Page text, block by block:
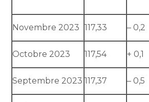
Novembre 2023 117,33 – 0,2
Octobre 2023 117,54 + 0,1
Septembre 2023 117,37 – 0,5